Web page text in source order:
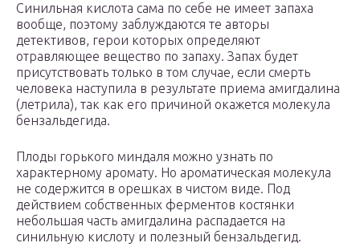
Синильная кислота сама по себе не имеет запаха
вообще, поэтому заблуждаются те авторы
детективов, герои которых определяют
отравляющее вещество по запаху. Запах будет
присутствовать только в том случае, если смерть
человека наступила в результате приема амигдалина
(летрила), так как его причиной окажется молекула
бензальдегида.
Плоды горького миндаля можно узнать по
характерному аромату. Но ароматическая молекула
не содержится в орешках в чистом виде. Под
действием собственных ферментов костянки
небольшая часть амигдалина распадается на
синильную кислоту и полезный бензальдегид.